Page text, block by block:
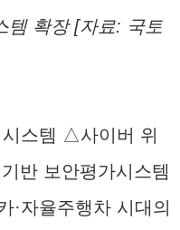
템 확장 [자료: 국토
스템 △사이버 위
반 보안평가시스템
·자율주행차 시대의